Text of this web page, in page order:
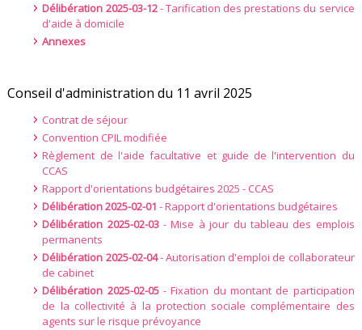
Délibération 2025-03-12- Tarification des prestations du service
d'aide à domicile
Annexes
Conseil d'administration du 11 avril 2025
Contrat de séjour
Convention CPIL modifiée
Règlement de l'aide facultative et guide de l'intervention du
CCAS
Rapport d'orientations budgétaires 2025 - CCAS
Délibération 2025-02-01 - Rapport d'orientations budgétaires
Délibération 2025-02-03- Mise à jour du tableau des emplois
permanents
Délibération 2025-02-04- Autorisation d'emploi de collaborateur
de cabinet
Délibération 2025-02-05- Fixation du montant de participation
de la collectivité à la protection sociale complémentaire des
agents sur le risque prévoyance